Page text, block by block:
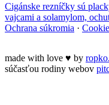
Cigánske rezníčky sú
vajcami a solamylom,
Ochrana súkromia ·
made with love ♥ by
súčasťou rodiny webov